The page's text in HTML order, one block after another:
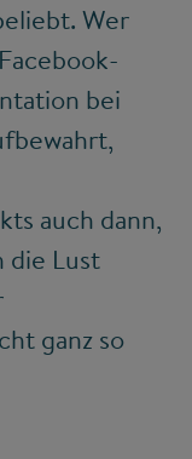
Wer
bei
auch dann,
die Lust
ganz so